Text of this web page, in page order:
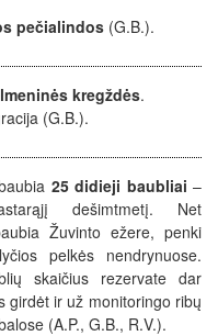
pečialindos (G.B.).
kregždės.
(G.B.).
25 didieji baubliai –
dešimtmetį. Net
Žuvinto ežere, penki
pelkės nendrynuose.
skaičius rezervate dar
girdėt ir už monitoringo ribų
(A.P., G.B., R.V.).